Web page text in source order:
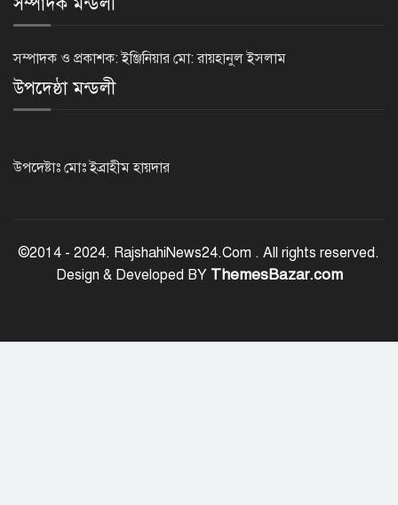
চাঁদাবাজিমুক্ত, কঠোর হুঁশিয়ারি পুলিশ
সুপারের
সম্পাদক ও প্রকাশক: ইঞ্জিনিয়ার মো: রায়হানুল ইসলাম
উপদেষ্ঠা মন্ডলী
উপদেষ্টাঃ মোঃ ইব্রাহীম হায়দার
©2014 - 2024. RajshahiNews24.Com . All rights reserved.
Design & Developed BY ThemesBazar.com